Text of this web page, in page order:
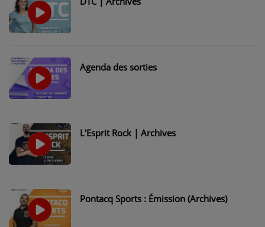
NOS PROGRAMMES COURTS
ARCHIVES - SAISONS PASSÉES
PHOTOS
VOTRE PUBLICITÉ SUR PONTACQ RADIO
LOCATION DE STUDIOS
ÉDUCATION AUX MÉDIAS ET À
L'INFORMATION
EN QUOI ÇA CONSISTE ?
Agenda des sorties
L'Esprit Rock | Archives
Pontacq Sports : Émission (Archives)